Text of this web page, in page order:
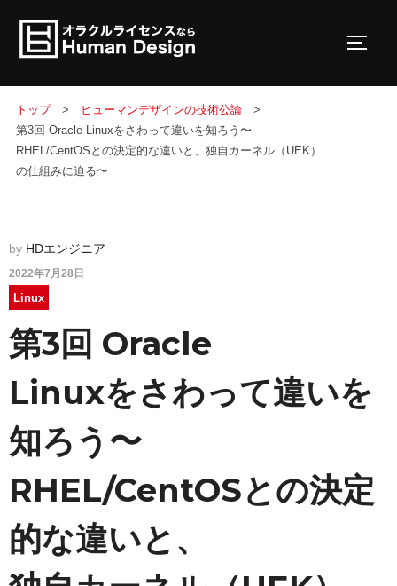
トップ
ヒューマンデザインの技術公論
第3回 Oracle Linuxをさわって違いを知ろう〜
RHEL/CentOSとの決定的な違いと、独自カーネル（UEK）
の仕組みに迫る〜
by HDエンジニア
投稿日:
2022年7月28日
Linux
第3回 Oracle
Linuxをさわって違いを
知ろう〜
RHEL/CentOSとの決定
的な違いと、